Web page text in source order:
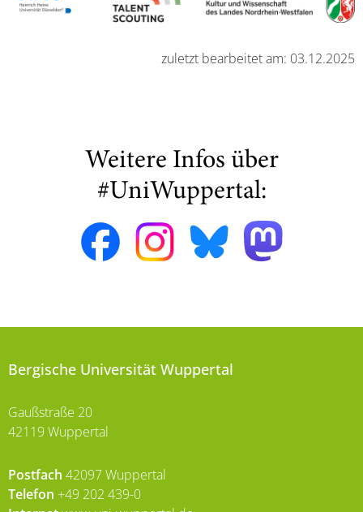
zuletzt bearbeitet am: 03.12.2025
Weitere Infos über
#UniWuppertal:
Bergische Universität Wuppertal
Gaußstraße 20
42119 Wuppertal
Postfach 42097 Wuppertal
Telefon +49 202 439-0